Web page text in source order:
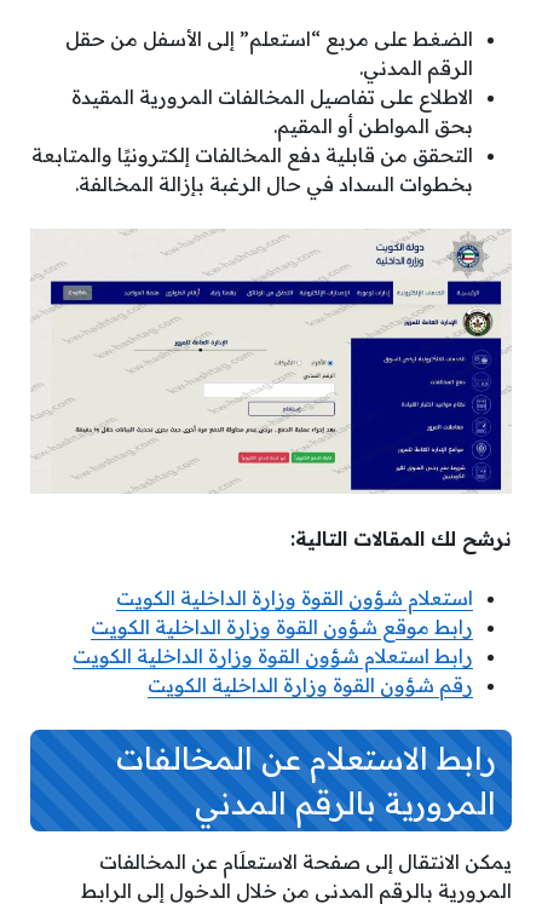
الضغط على مربع “استعلم” إلى الأسفل من حقل
الرقم المدني.
الاطلاع على تفاصيل المخالفات المرورية المقيدة
بحق المواطن أو المقيم.
التحقق من قابلية دفع المخالفات إلكترونيًا والمتابعة
بخطوات السداد في حال الرغبة بإزالة المخالفة.
نرشح لك المقالات التالية:
استعلام شؤون القوة وزارة الداخلية الكويت
رابط موقع شؤون القوة وزارة الداخلية الكويت
رابط استعلام شؤون القوة وزارة الداخلية الكويت
رقم شؤون القوة وزارة الداخلية الكويت
رابط الاستعلام عن المخالفات
المرورية بالرقم المدني
يمكن الانتقال إلى صفحة الاستعلَام عن المخالفات
المرورية بالرقم المدني من خلال الدخول إلى الرابط